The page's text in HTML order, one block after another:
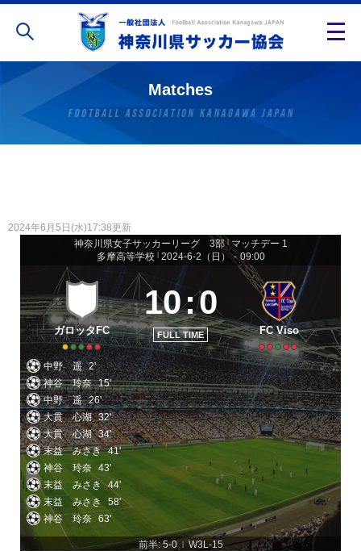
Matches
2024年6月5日(水)17:38更新
神奈川県女子サッカーリーグ 3部 | マッチデー 1
多摩高等学校
2024-6-2（日） - 09:00
ガロッタFC
10:0
FULL TIME FC Viso
中野 遥 2'
神谷 玲奈 15'
中野 遥 26'
大貫 心湖 32'
大貫 心湖 34'
末益 みさき 41'
神谷 玲奈 43'
末益 みさき 44'
末益 みさき
58'
神谷 玲奈 63'
前半: 5-0 W3L-15